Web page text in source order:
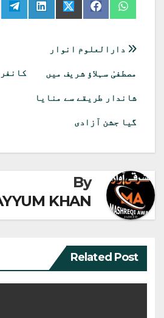
Share
on
Share
on
Share
on
Share
on
on
پوسٹوں
کی
نیویگیشن
دارالعلوم انوار
مصطفیٰ سہلاؤ شریف میں
شاندار طریقے سے منایا
گیا جشن آزادی
By
KHAN
Related Post